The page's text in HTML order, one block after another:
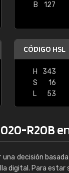
B
127
CÓDIGO HSL
H
343
S
16
L
53
R20B
una decisión
digital. Para estar